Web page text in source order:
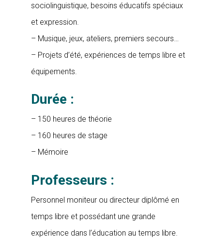
sociolinguistique, besoins éducatifs spéciaux
et expression.
– Musique, jeux, ateliers, premiers secours…
– Projets d’été, expériences de temps libre et
équipements.
Durée :
– 150 heures de théorie
– 160 heures de stage
– Mémoire
Professeurs :
Personnel moniteur ou directeur diplômé en
temps libre et possédant une grande
expérience dans l’éducation au temps libre.